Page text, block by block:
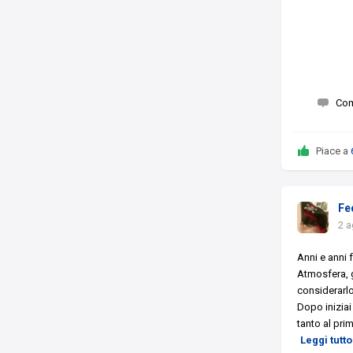
Piace a
2
Anni e anni
Atmosfera,
Dopo
tanto al
Leggi tutto